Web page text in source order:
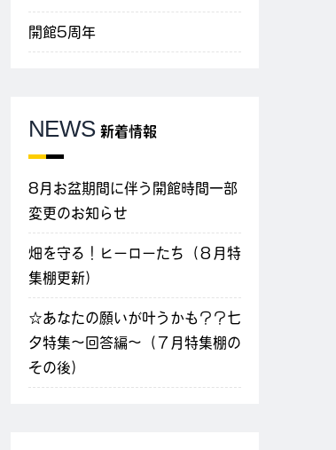
開館5周年
NEWS 新着情報
8月お盆期間に伴う開館時間一部
変更のお知らせ
畑を守る！ヒーローたち（８月特
集棚更新）
☆あなたの願いが叶うかも？？七
夕特集～回答編～（７月特集棚の
その後）